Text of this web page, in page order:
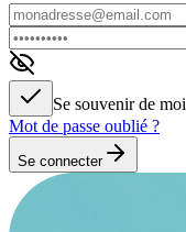
Se souvenir de moi
Mot de passe oublié ?
Se connecter